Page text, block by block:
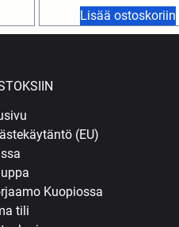
Lisää ostoskoriin
(EU)
Kuopiossa
tili